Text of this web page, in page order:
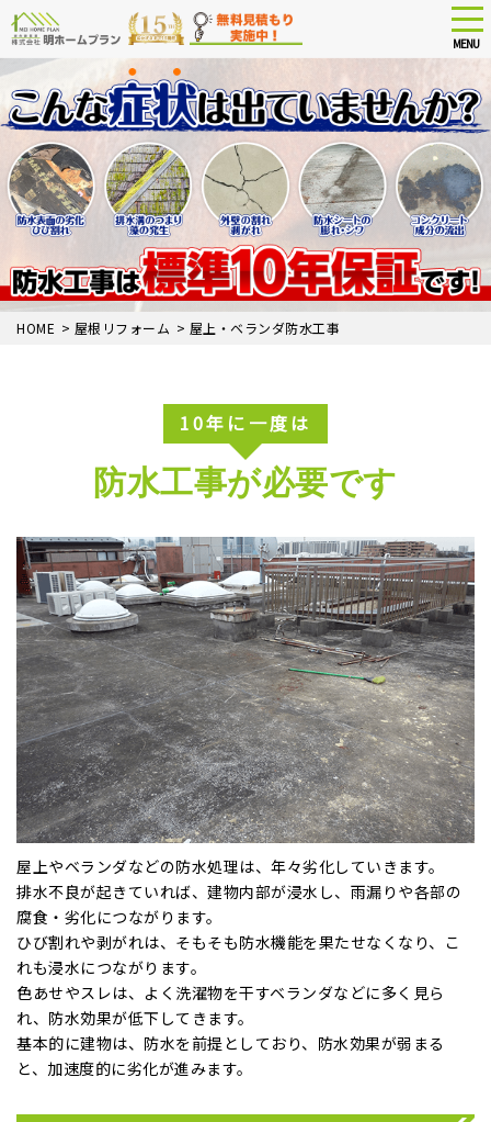
Skip
to
main
content
MENU
HOME > 屋根リフォーム > 屋上・ベランダ防水工事
10年に一度は
防水工事が必要です
屋上やベランダなどの防水処理は、年々劣化していきます。
排水不良が起きていれば、建物内部が浸水し、雨漏りや各部の
腐食・劣化につながります。
ひび割れや剥がれは、そもそも防水機能を果たせなくなり、こ
れも浸水につながります。
色あせやスレは、よく洗濯物を干すベランダなどに多く見ら
れ、防水効果が低下してきます。
基本的に建物は、防水を前提としており、防水効果が弱まる
と、加速度的に劣化が進みます。